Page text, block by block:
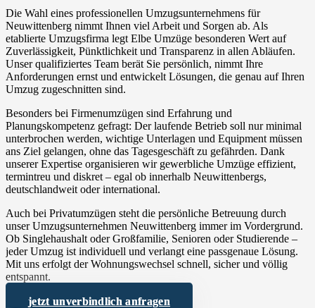
Die Wahl eines professionellen Umzugsunternehmens für
Neuwittenberg nimmt Ihnen viel Arbeit und Sorgen ab. Als
etablierte Umzugsfirma legt Elbe Umzüge besonderen Wert auf
Zuverlässigkeit, Pünktlichkeit und Transparenz in allen Abläufen.
Unser qualifiziertes Team berät Sie persönlich, nimmt Ihre
Anforderungen ernst und entwickelt Lösungen, die genau auf Ihren
Umzug zugeschnitten sind.
Besonders bei Firmenumzügen sind Erfahrung und
Planungskompetenz gefragt: Der laufende Betrieb soll nur minimal
unterbrochen werden, wichtige Unterlagen und Equipment müssen
ans Ziel gelangen, ohne das Tagesgeschäft zu gefährden. Dank
unserer Expertise organisieren wir gewerbliche Umzüge effizient,
termintreu und diskret – egal ob innerhalb Neuwittenbergs,
deutschlandweit oder international.
Auch bei Privatumzügen steht die persönliche Betreuung durch
unser Umzugsunternehmen Neuwittenberg immer im Vordergrund.
Ob Singlehaushalt oder Großfamilie, Senioren oder Studierende –
jeder Umzug ist individuell und verlangt eine passgenaue Lösung.
Mit uns erfolgt der Wohnungswechsel schnell, sicher und völlig
entspannt.
jetzt unverbindlich anfragen